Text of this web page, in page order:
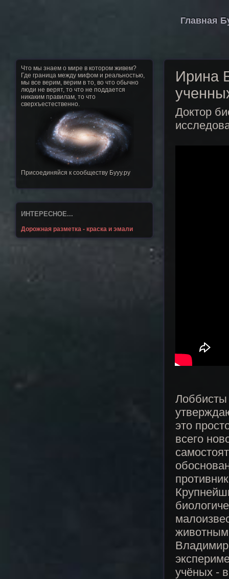
Главная
Что мы знаем о мире в котором живем?
Где граница между мифом и реальностью,
мы все верим, верим в то, во что обычно
люди не верят, то что не поддается
никаким правилам, то что
сверхъестественно.
Присоединяйся к сообществу Бууу.ру
ИНТЕРЕСНОЕ...
Дорожная разметка - краска и эмали
Ирина
Доктор
Лоббисты
это
всего
учёных -